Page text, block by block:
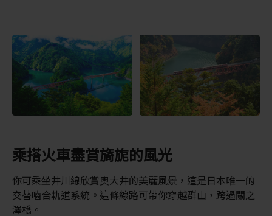
乘搭火車盡賞旖旎的風光
你可乘坐井川線欣賞奧大井的美麗風景，這是日本唯一的
交替嚙合軌道系統。這條線路可帶你穿越群山，跨過關之
澤橋。